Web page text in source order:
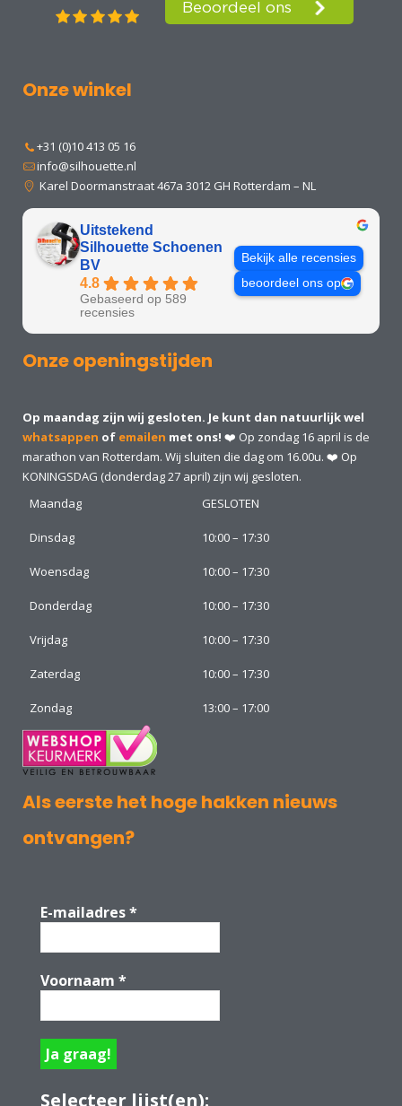
Onze winkel
+31 (0)10 413 05 16
info@silhouette.nl
Karel Doormanstraat 467a 3012 GH Rotterdam – NL
Uitstekend
Silhouette Schoenen
BV
4.8
Gebaseerd op 589
recensies
Bekijk alle recensies
beoordeel ons op
Onze openingstijden
Op maandag zijn wij gesloten. Je kunt dan natuurlijk wel
whatsappen of emailen met ons! ❤️ Op zondag 16 april is de
marathon van Rotterdam. Wij sluiten die dag om 16.00u. ❤️ Op
KONINGSDAG (donderdag 27 april) zijn wij gesloten.
Maandag
GESLOTEN
Dinsdag 10:00 – 17:30
Woensdag 10:00 – 17:30
Donderdag 10:00 – 17:30
Vrijdag 10:00 – 17:30
Zaterdag 10:00 – 17:30
Zondag 13:00 – 17:00
Als eerste het hoge hakken nieuws
ontvangen?
E-mailadres*
Voornaam *
Selecteer lijst(en):